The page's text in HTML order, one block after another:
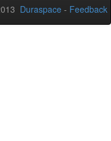
Duraspace - Feedback